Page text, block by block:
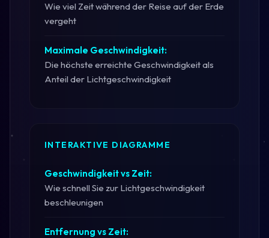
Wie viel Zeit während der Reise auf der Erde
vergeht
Maximale Geschwindigkeit:
Die höchste erreichte Geschwindigkeit als
Anteil der Lichtgeschwindigkeit
INTERAKTIVE DIAGRAMME
Geschwindigkeit vs Zeit:
Wie schnell Sie zur Lichtgeschwindigkeit
beschleunigen
Entfernung vs Zeit: